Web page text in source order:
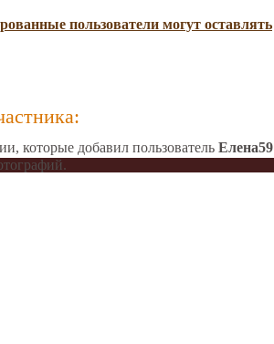
пользователи могут оставлять
которые добавил пользователь Елена59